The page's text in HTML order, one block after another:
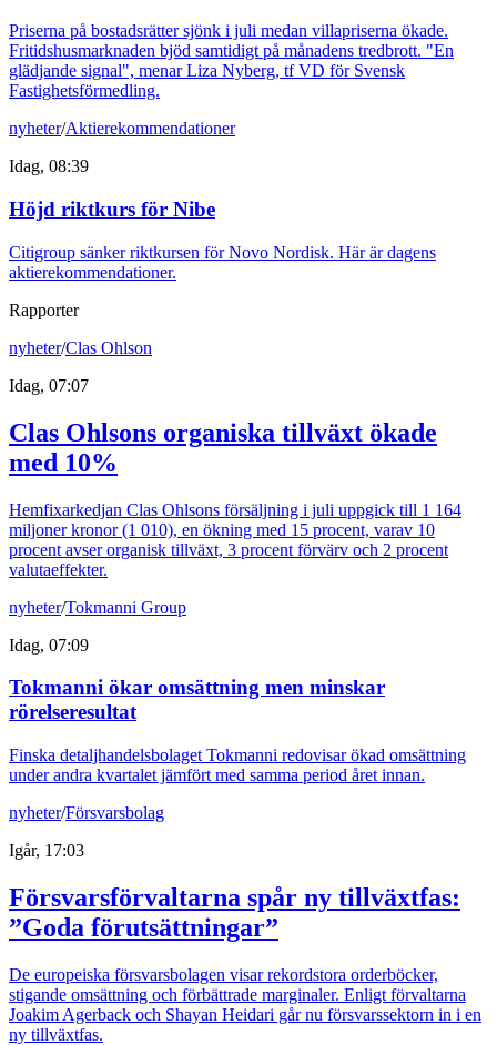
Priserna på bostadsrätter sjönk i juli medan villapriserna ökade.
Fritidshusmarknaden bjöd samtidigt på månadens tredbrott. "En
glädjande signal", menar Liza Nyberg, tf VD för Svensk
Fastighetsförmedling.
nyheter/Aktierekommendationer
Idag, 08:39
Höjd riktkurs för Nibe
Citigroup sänker riktkursen för Novo Nordisk. Här är dagens
aktierekommendationer.
Rapporter
nyheter/Clas Ohlson
Idag, 07:07
Clas Ohlsons organiska tillväxt ökade
med 10%
Hemfixarkedjan Clas Ohlsons försäljning i juli uppgick till 1 164
miljoner kronor (1 010), en ökning med 15 procent, varav 10
procent avser organisk tillväxt, 3 procent förvärv och 2 procent
valutaeffekter.
nyheter/Tokmanni Group
Idag, 07:09
Tokmanni ökar omsättning men minskar
rörelseresultat
Finska detaljhandelsbolaget Tokmanni redovisar ökad omsättning
under andra kvartalet jämfört med samma period året innan.
nyheter/Försvarsbolag
Igår, 17:03
Försvarsförvaltarna spår ny tillväxtfas:
”Goda förutsättningar”
De europeiska försvarsbolagen visar rekordstora orderböcker,
stigande omsättning och förbättrade marginaler. Enligt förvaltarna
Joakim Agerback och Shayan Heidari går nu försvarssektorn in i en
ny tillväxtfas.